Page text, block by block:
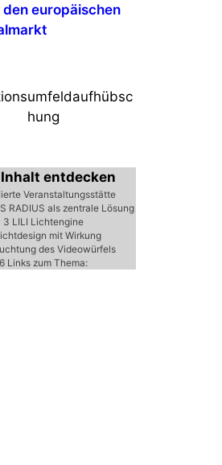
den europäischen
hung
Inhalt entdecken
Veranstaltungsstätte
RADIUS als zentrale Lösung
3 LILI Lichtengine
mit Wirkung
des Videowürfels
6 Links zum Thema: